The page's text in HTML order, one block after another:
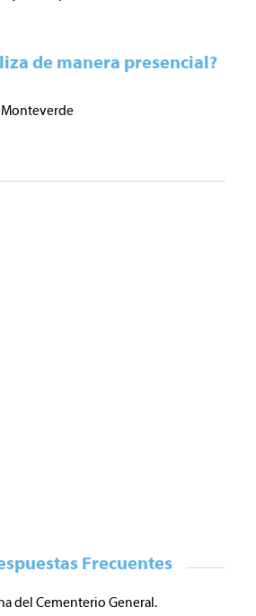
de manera presencial?
Frecuentes
del Cementerio General.